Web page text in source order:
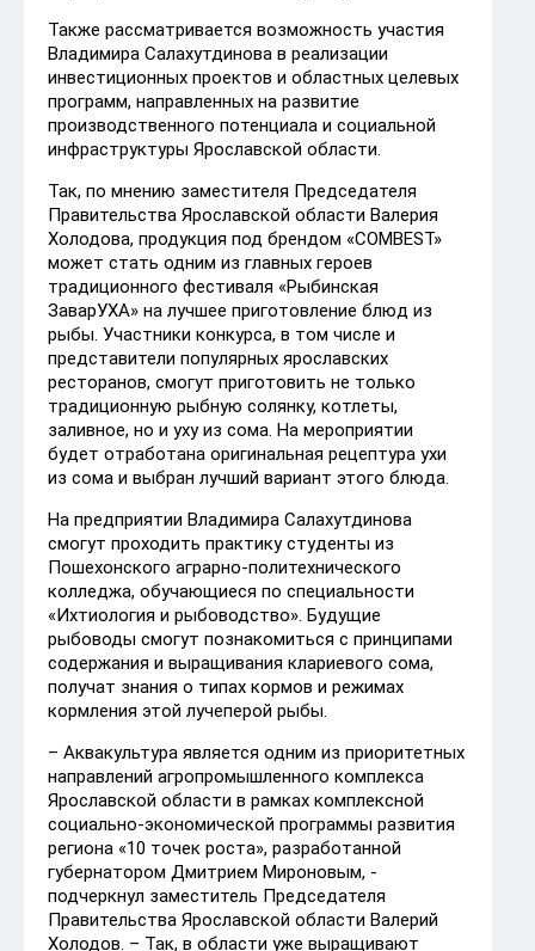
Также рассматривается возможность участия
Владимира Салахутдинова в реализации
инвестиционных проектов и областных целевых
программ, направленных на развитие
производственного потенциала и социальной
инфраструктуры Ярославской области.
Так, по мнению заместителя Председателя
Правительства Ярославской области Валерия
Холодова, продукция под брендом «СОМBEST»
может стать одним из главных героев
традиционного фестиваля «Рыбинская
ЗаварУХА» на лучшее приготовление блюд из
рыбы. Участники конкурса, в том числе и
представители популярных ярославских
ресторанов, смогут приготовить не только
традиционную рыбную солянку, котлеты,
заливное, но и уху из сома. На мероприятии
будет отработана оригинальная рецептура ухи
из сома и выбран лучший вариант этого блюда.
На предприятии Владимира Салахутдинова
смогут проходить практику студенты из
Пошехонского аграрно-политехнического
колледжа, обучающиеся по специальности
«Ихтиология и рыбоводство». Будущие
рыбоводы смогут познакомиться с принципами
содержания и выращивания клариевого сома,
получат знания о типах кормов и режимах
кормления этой лучеперой рыбы.
– Аквакультура является одним из приоритетных
направлений агропромышленного комплекса
Ярославской области в рамках комплексной
социально-экономической программы развития
региона «10 точек роста», разработанной
губернатором Дмитрием Мироновым, -
подчеркнул заместитель Председателя
Правительства Ярославской области Валерий
Холодов. – Так, в области уже выращивают